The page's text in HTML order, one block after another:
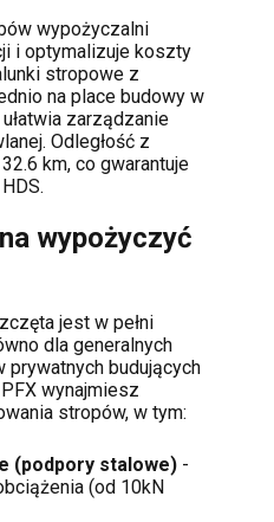
wypożyczalni
i optymalizuje koszty
stropowe z
na place budowy w
ułatwia zarządzanie
Odległość z
km, co gwarantuje
wypożyczyć
jest w pełni
dla generalnych
prywatnych budujących
wynajmiesz
stropów, w tym:
(podpory stalowe) -
(od 10kN